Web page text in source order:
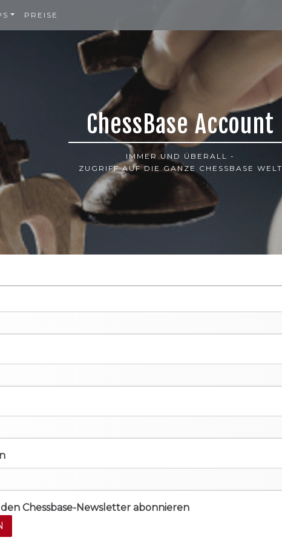
PREISE
ChessBase Account
IMMER UND ÜBERALL -
ZUGRIFF AUF DIE GANZE CHESSBASE WELT
Chessbase-Newsletter abonnieren